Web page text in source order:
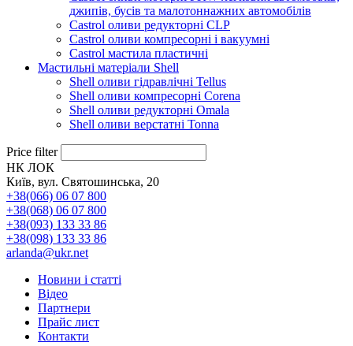
джипів, бусів та малотоннажних автомобілів
Castrol оливи редукторні CLP
Castrol оливи компресорні і вакуумні
Castrol мастила пластичні
Мастильні матеріали Shell
Shell оливи гідравлічні Tellus
Shell оливи компресорні Corena
Shell оливи редукторні Omala
Shell оливи верстатні Tonna
Price filter
НК ЛОК
Київ, вул. Святошинська, 20
+38(066) 06 07 800
+38(068) 06 07 800
+38(093) 133 33 86
+38(098) 133 33 86
arlanda@ukr.net
Новини і статті
Відео
Партнери
Прайс лист
Контакти